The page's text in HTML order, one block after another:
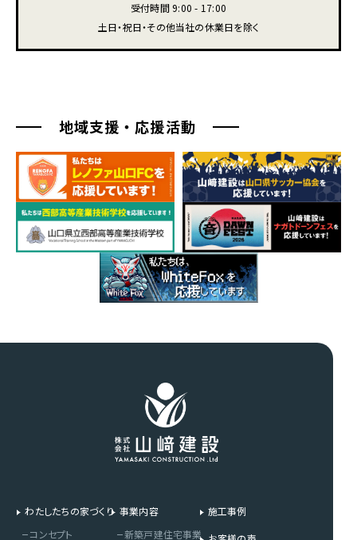
受付時間 9:00 - 17:00
土日・祝日・その他当社の休業日を除く
地域支援・応援活動
わたしたちの家づくり
コンセプト
事業内容
新築戸建住宅事業
施工事例